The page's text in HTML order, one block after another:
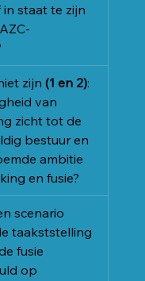
staat te zijn
zijn (1 en 2):
van
zicht tot de
bestuur en
ambitie
en fusie?
scenario
taakststelling
fusie
op